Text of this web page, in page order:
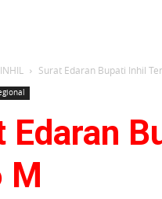
INHIL Surat Edaran Bupati Inhil
Edaran
M